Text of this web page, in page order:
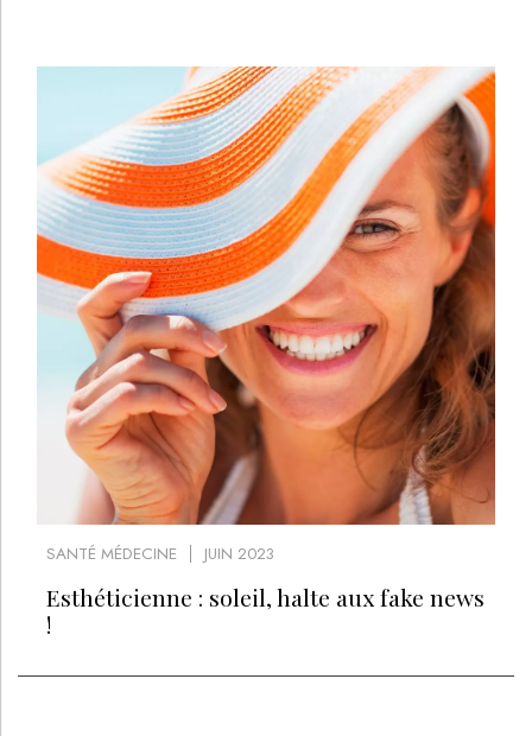
SANTÉ MÉDECINE JUIN 2023
Esthéticienne : soleil, halte aux fake news
!